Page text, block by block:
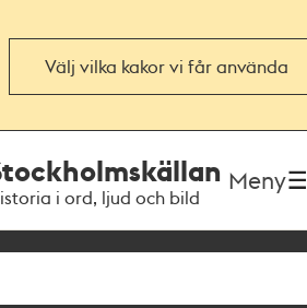
Välj vilka kakor vi får använda
i ord, ljud och bild
Meny